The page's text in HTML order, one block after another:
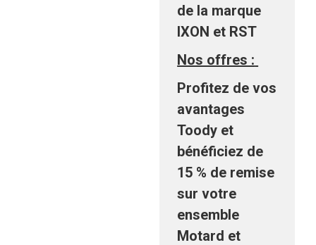
de la marque
IXON et RST
Nos offres :
Profitez de vos
avantages
Toody et
bénéficiez de
15 % de remise
sur votre
ensemble
Motard et